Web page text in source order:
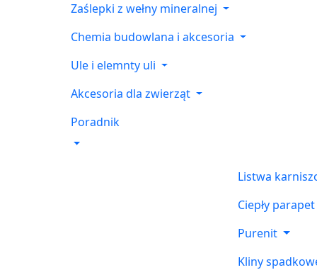
Zaślepki z wełny mineralnej
Chemia budowlana i akcesoria
Ule i elemnty uli
Akcesoria dla zwierząt
Poradnik
Listwa
Ciepły parapet
Purenit
Kliny